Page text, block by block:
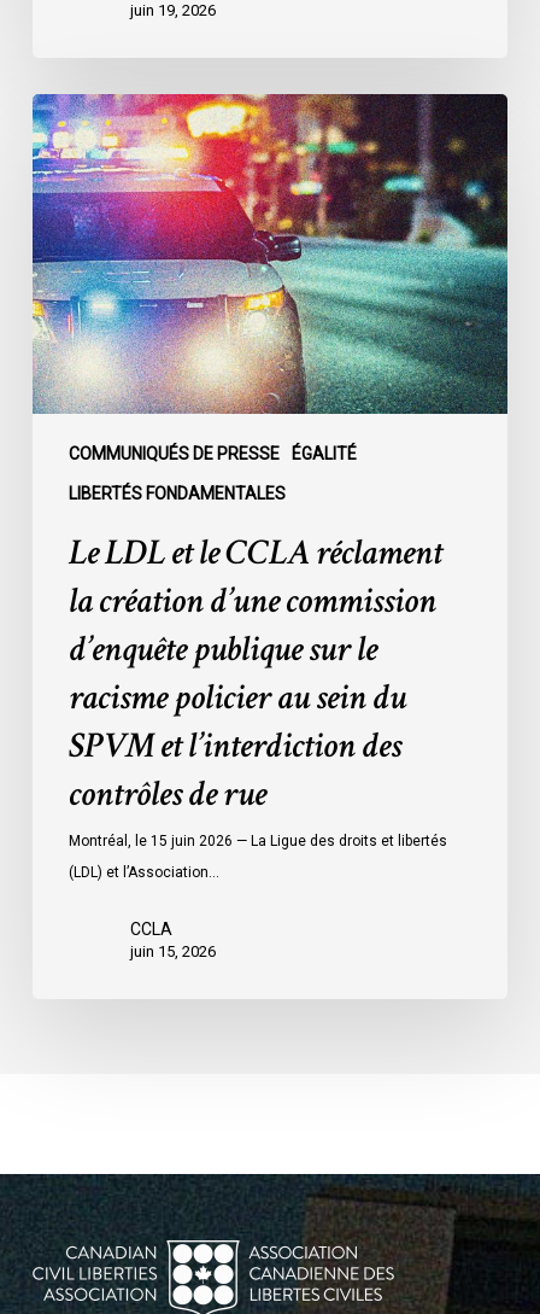
juin 19, 2026
COMMUNIQUÉS DE PRESSE ÉGALITÉ
LIBERTÉS FONDAMENTALES
Le
LDL
et
le
CCLA
réclament
la
création
d’une
commission
publique
racisme
SPVM
contrôles
Le LDL et le CCLA réclament
la création d’une commission
d’enquête publique sur le
racisme policier au sein du
SPVM et l’interdiction des
contrôles de rue
Montréal, le 15 juin 2026 — La Ligue des droits et libertés
(LDL) et l’Association…
CCLA
juin 15, 2026